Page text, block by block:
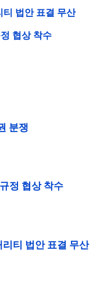
법안 표결 무산
협상 착수
분쟁
정 협상 착수
티 법안 표결 무산